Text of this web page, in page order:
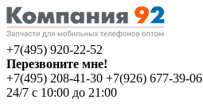
+7(495) 920-22-52
Перезвоните мне!
+7(495) 208-41-30 +7(926) 677-39-06
24/7 с 10:00 до 21:00